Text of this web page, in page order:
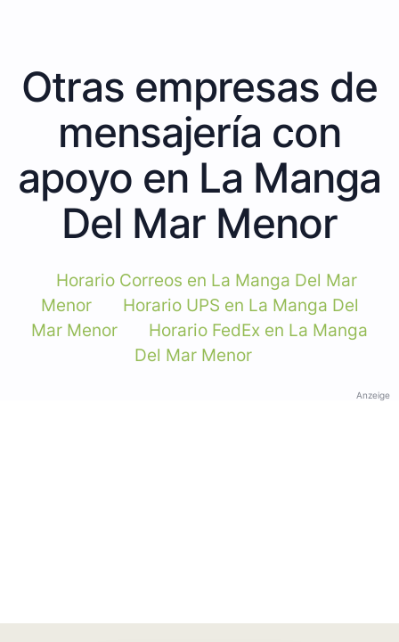
Otras empresas de
mensajería con
apoyo en La Manga
Del Mar Menor
Horario Correos en La Manga Del Mar
Menor
Horario UPS en La Manga Del
Mar Menor
Horario FedEx en La Manga
Del Mar Menor
Anzeige